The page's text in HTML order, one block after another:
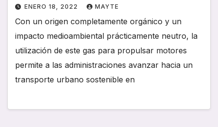
ENERO 18, 2022 MAYTE
Con un origen completamente orgánico y un
impacto medioambiental prácticamente neutro, la
utilización de este gas para propulsar motores
permite a las administraciones avanzar hacia un
transporte urbano sostenible en